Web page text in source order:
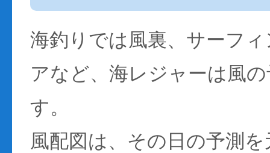
海釣りでは風裏、サーフ
アなど、海レジャーは風
す。
風配図は、その日の予測